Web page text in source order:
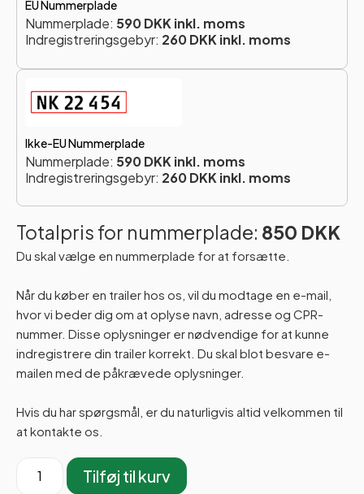
EU Nummerplade
Nummerplade: 590 DKK inkl. moms
Indregistreringsgebyr: 260 DKK inkl. moms
Ikke-EU Nummerplade
Nummerplade: 590 DKK inkl. moms
Indregistreringsgebyr: 260 DKK inkl. moms
Totalpris for nummerplade: 850 DKK
Du skal vælge en nummerplade for at forsætte.
Når du køber en trailer hos os, vil du modtage en e-mail,
hvor vi beder dig om at oplyse navn, adresse og CPR-
nummer. Disse oplysninger er nødvendige for at kunne
indregistrere din trailer korrekt. Du skal blot besvare e-
mailen med de påkrævede oplysninger.
Hvis du har spørgsmål, er du naturligvis altid velkommen til
at kontakte os.
Tilføj til kurv